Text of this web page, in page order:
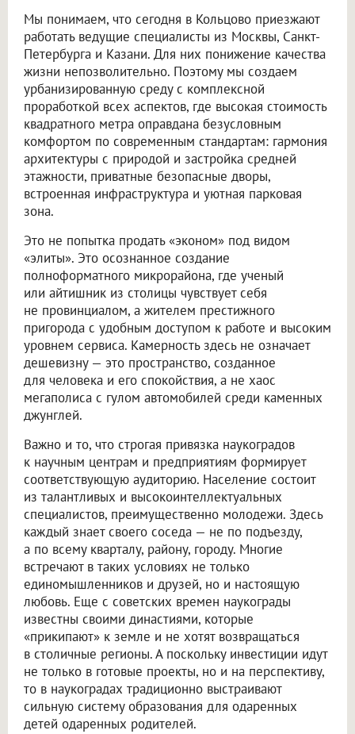
Мы понимаем, что сегодня в Кольцово приезжают
работать ведущие специалисты из Москвы, Санкт-
Петербурга и Казани. Для них понижение качества
жизни непозволительно. Поэтому мы создаем
урбанизированную среду с комплексной
проработкой всех аспектов, где высокая стоимость
квадратного метра оправдана безусловным
комфортом по современным стандартам: гармония
архитектуры с природой и застройка средней
этажности, приватные безопасные дворы,
встроенная инфраструктура и уютная парковая
зона.
Это не попытка продать «эконом» под видом
«элиты». Это осознанное создание
полноформатного микрорайона, где ученый
или айтишник из столицы чувствует себя
не провинциалом, а жителем престижного
пригорода с удобным доступом к работе и высоким
уровнем сервиса. Камерность здесь не означает
дешевизну — это пространство, созданное
для человека и его спокойствия, а не хаос
мегаполиса с гулом автомобилей среди каменных
джунглей.
Важно и то, что строгая привязка наукоградов
к научным центрам и предприятиям формирует
соответствующую аудиторию. Население состоит
из талантливых и высокоинтеллектуальных
специалистов, преимущественно молодежи. Здесь
каждый знает своего соседа — не по подъезду,
а по всему кварталу, району, городу. Многие
встречают в таких условиях не только
единомышленников и друзей, но и настоящую
любовь. Еще с советских времен наукограды
известны своими династиями, которые
«прикипают» к земле и не хотят возвращаться
в столичные регионы. А поскольку инвестиции идут
не только в готовые проекты, но и на перспективу,
то в наукоградах традиционно выстраивают
сильную систему образования для одаренных
детей одаренных родителей.